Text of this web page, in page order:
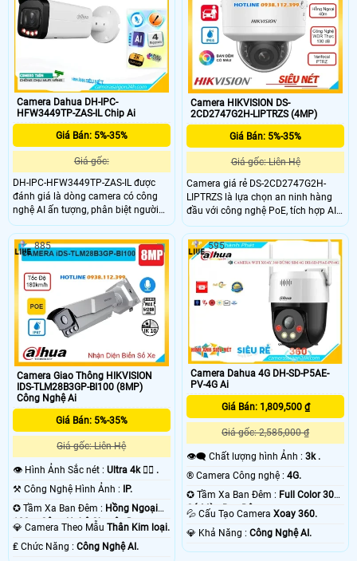
ngược sáng DWDR 140db, và thân
kim loại với độ nhạy sáng cực cao.
Camera Dahua DH-IPC-
HFW3449TP-ZAS-IL Chip Ai
Giá Bán: 5%-35%
Giá gốc:
DH-IPC-HFW3449TP-ZAS-IL được
đánh giá là dòng camera có công
nghệ AI ấn tượng, phân biệt người
và xe và các tính năng ấn tượng
khác, ống kính có độ phân giải
4.0MP hình ảnh sắc nét, chuẩn
chống nước IP 67, chống và đạp IK
10, khe thẻ nhớ 512GB, chuẩn nén
H.265+
Camera HIKVISION DS-
2CD2747G2H-LIPTRZS (4MP)
Giá Bán: 5%-35%
Giá gốc: Liên Hệ
Camera giá rẻ DS-2CD2747G2H-
LIPTRZS là lựa chọn an ninh hàng
đầu với công nghệ PoE, tích hợp AI
thông minh quan sát ban đêm màu
sắc rõ nét nhờ công nghệ ColorVu
hình ảnh luôn sáng đẹp dù ở bất kỳ
điều kiện nào. Tính năng nhận diện
khuôn mặt và phát hiện
người/phương tiện mang lại sự an
tâm. Hồng ngoại 40m cùng chip xử
lý CMOS cho hình ảnh màu đẹp, sắc
Camera Giao Thông HIKVISION
IDS-TLM28B3GP-BI100 (8MP)
Công Nghệ Ai
Giá Bán: 5%-35%
Giá gốc: Liên Hệ
👁 Hình Ảnh Sắc nét : Ultra 4k 👍🏾 .
⚒ Công Nghệ Hình Ảnh : IP.
✪ Tầm Xa Ban Đêm : Hồng Ngoại
100m Công Nghệ Chuyên Dụng.
💎 Camera Theo Mẫu Thân Kim loại.
️₤ Chức Năng : Công Nghệ AI.
885
Camera Dahua 4G DH-SD-P5AE-
PV-4G Ai
Giá Bán: 1,809,500 ₫
Giá gốc: 2,585,000 ₫
👁️‍🗨 Chất lượng hình Ảnh :3k .
®️ Camera Công nghệ :4G.
✪ Tầm Xa Ban Đêm : Full Color 30m
Có Màu Ban Ðêm.
💦 Cấu Tạo CameraXoay 360.
️💎 Khả Năng :Công Nghệ AI.
595